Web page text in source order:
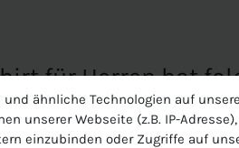
für Herren hat
ist ein bequemes Sportshirt mit
Shirt um damit sein gesamtes
und ähnliche Technologien auf
unserer Webseite (z.B. IP-
einzubinden oder Zugriffe auf